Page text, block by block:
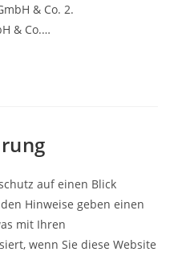
& Co. 2.
& Co.…
auf einen Blick
Hinweise geben einen
mit Ihren
wenn Sie diese Website